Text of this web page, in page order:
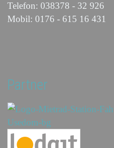
Telefon: 038378 - 32 926
Mobil: 0176 - 615 16 431
Partner